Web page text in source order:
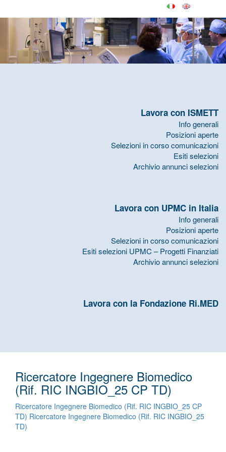
Lavora con ISMETT
Info generali
Posizioni aperte
Selezioni in corso comunicazioni
Esiti selezioni
Archivio annunci selezioni
Lavora con UPMC in Italia
Info generali
Posizioni aperte
Selezioni in corso comunicazioni
Esiti selezioni UPMC – Progetti Finanziati
Archivio annunci selezioni
Lavora con la Fondazione Ri.MED
Ricercatore Ingegnere Biomedico
(Rif. RIC INGBIO_25 CP TD)
Ricercatore Ingegnere Biomedico (Rif. RIC INGBIO_25 CP
TD) Ricercatore Ingegnere Biomedico (Rif. RIC INGBIO_25
TD)